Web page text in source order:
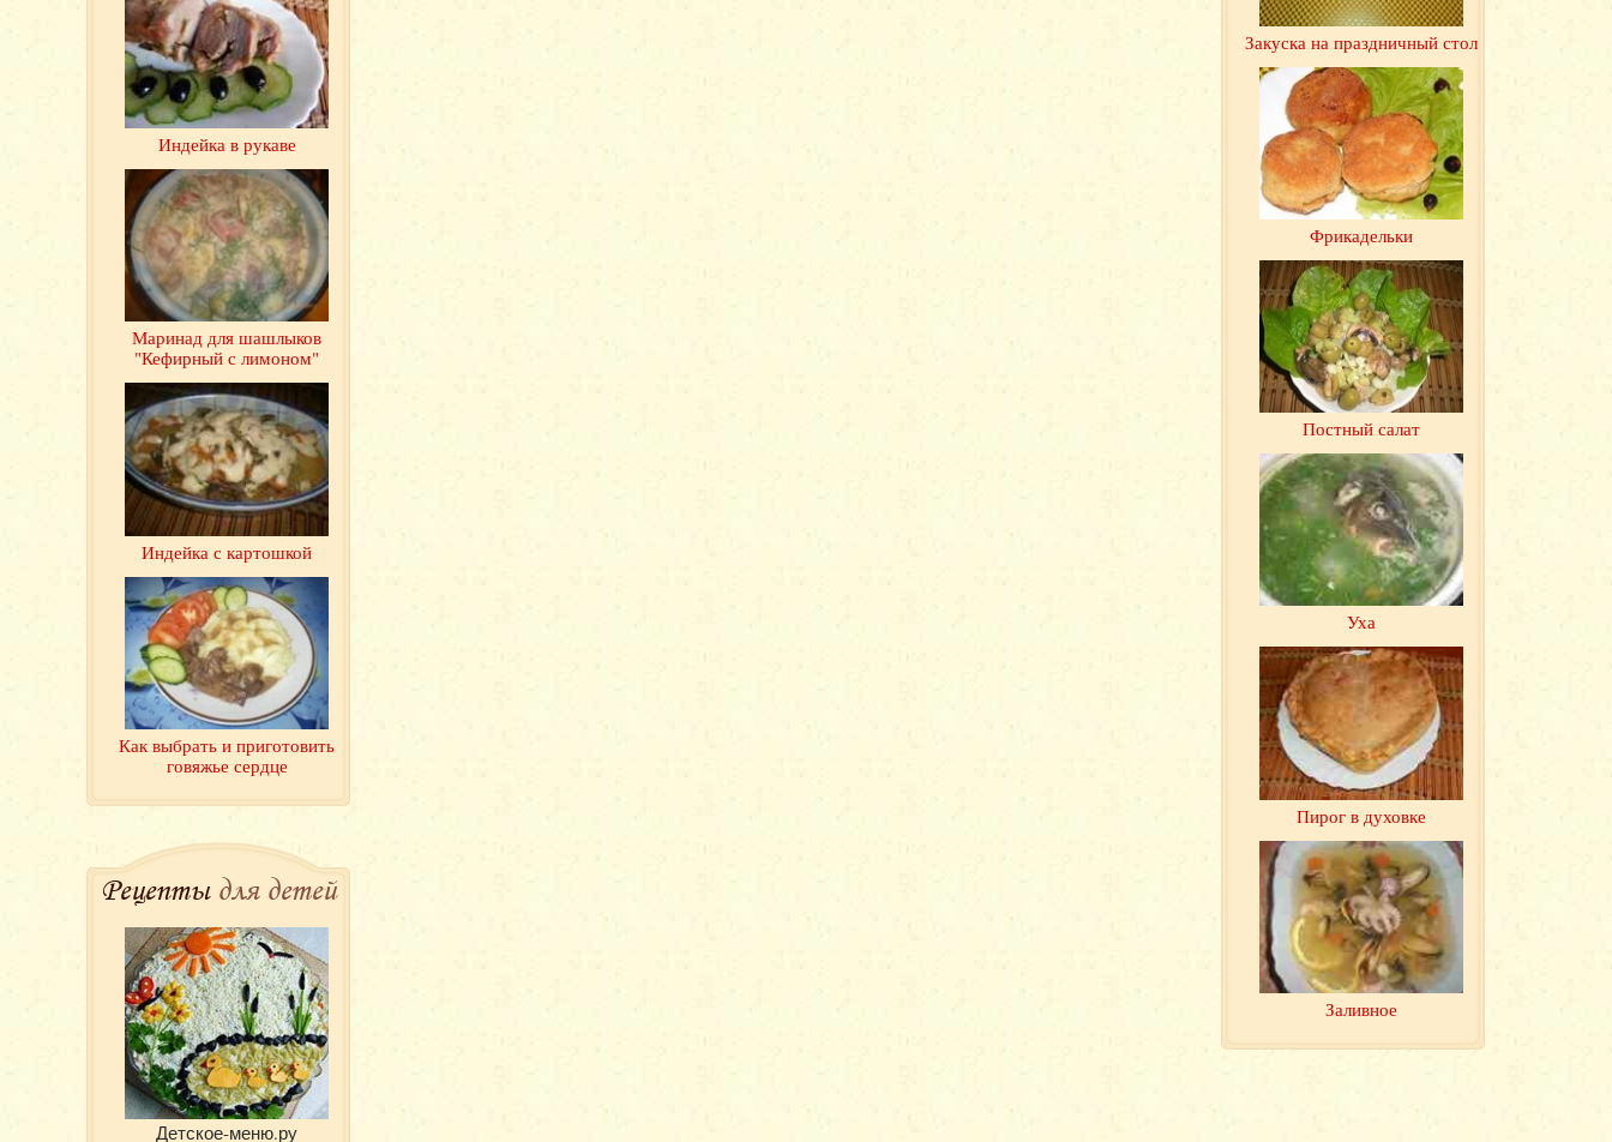
Индейка в рукаве
Маринад для шашлыков
"Кефирный с лимоном"
Индейка с картошкой
Как выбрать и приготовить
говяжье сердце
Рецепты для детей
Детское-меню.ру
Закуска на праздничный стол
Фрикадельки
Постный салат
Уха
Пирог в духовке
Заливное